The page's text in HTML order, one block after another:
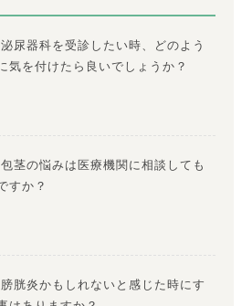
尿器科を受診したい時、どのよう
気を付けたら良いでしょうか？
茎の悩みは医療機関に相談しても
すか？
胱炎かもしれないと感じた時にす